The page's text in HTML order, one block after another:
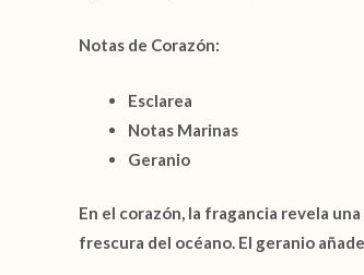
Notas de Corazón:
Esclarea
Notas Marinas
Geranio
En el corazón, la fragancia revela
frescura del océano. El geranio